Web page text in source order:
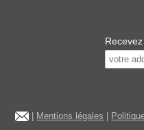
Mentions légales